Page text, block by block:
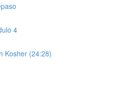
4
Kosher (24:28)